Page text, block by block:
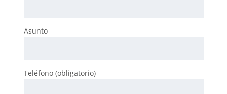
Asunto
Teléfono (obligatorio)